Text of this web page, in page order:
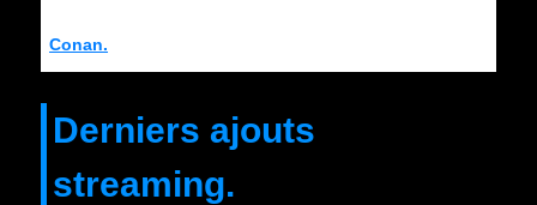
Conan.
Derniers ajouts
streaming.